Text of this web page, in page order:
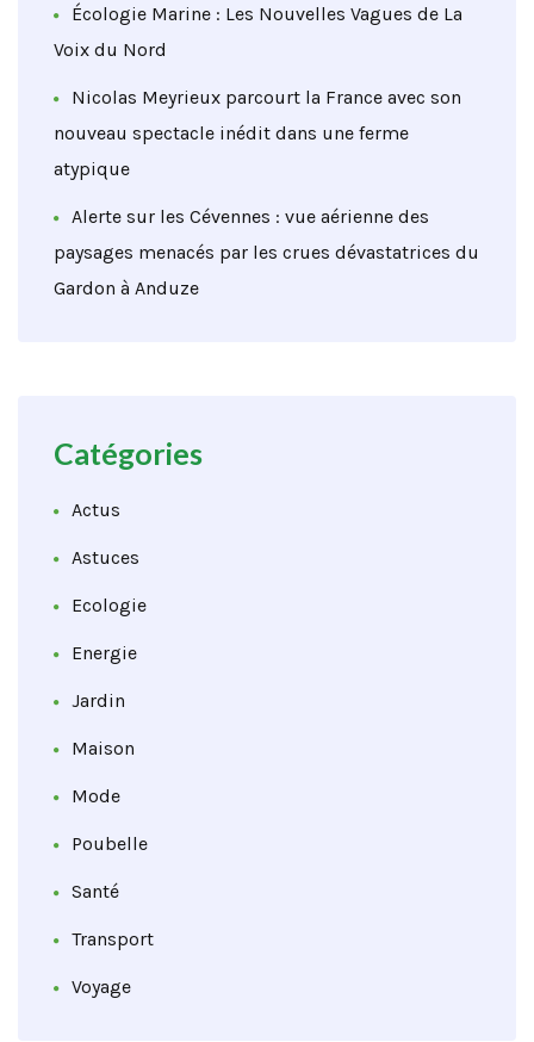
Écologie Marine : Les Nouvelles Vagues de La
Voix du Nord
Nicolas Meyrieux parcourt la France avec son
nouveau spectacle inédit dans une ferme
atypique
Alerte sur les Cévennes : vue aérienne des
paysages menacés par les crues dévastatrices du
Gardon à Anduze
Catégories
Actus
Astuces
Ecologie
Energie
Jardin
Maison
Mode
Poubelle
Santé
Transport
Voyage